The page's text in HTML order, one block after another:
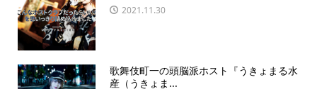
2021.11.30
歌舞伎町一の頭脳派ホスト『うきょまる水
産（うきょま...